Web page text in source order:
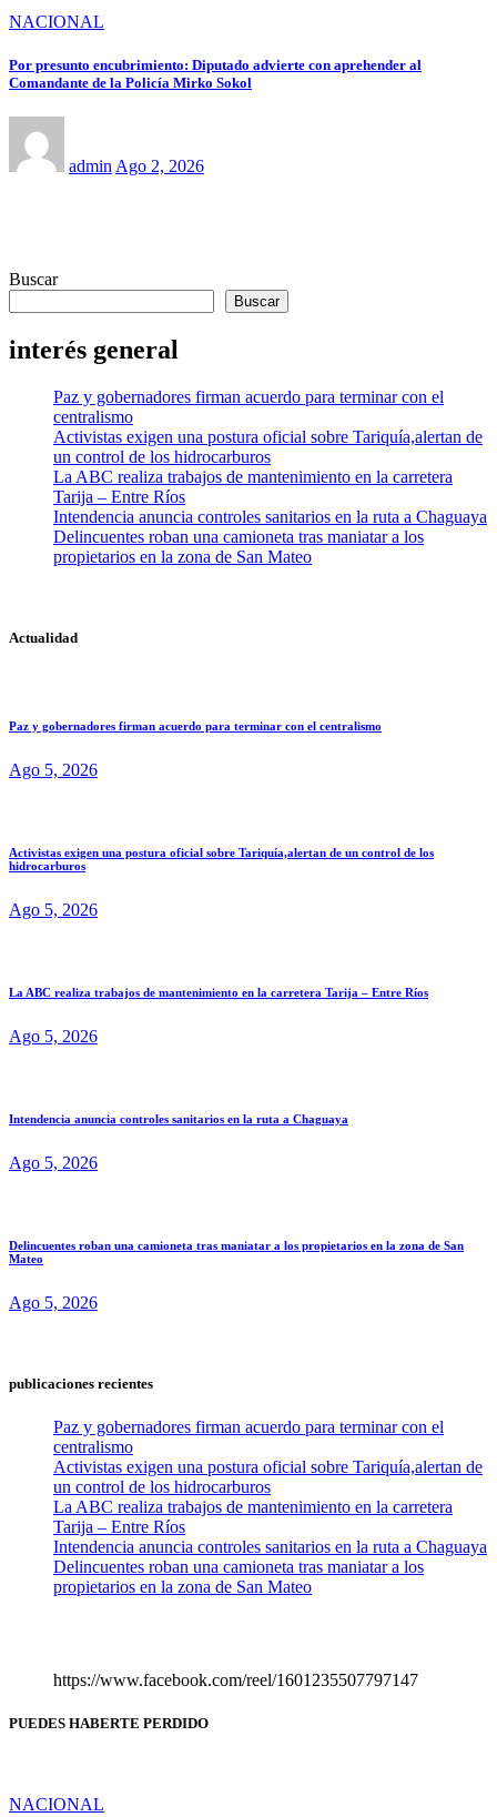
NACIONAL
Por presunto encubrimiento: Diputado advierte con aprehender al
Comandante de la Policía Mirko Sokol
admin Ago 2, 2026
Buscar
Buscar
interés general
Paz y gobernadores firman acuerdo para terminar con el
centralismo
Activistas exigen una postura oficial sobre Tariquía,alertan de
un control de los hidrocarburos
La ABC realiza trabajos de mantenimiento en la carretera
Tarija – Entre Ríos
Intendencia anuncia controles sanitarios en la ruta a Chaguaya
Delincuentes roban una camioneta tras maniatar a los
propietarios en la zona de San Mateo
Actualidad
Paz y gobernadores firman acuerdo para terminar con el centralismo
Ago 5, 2026
Activistas exigen una postura oficial sobre Tariquía,alertan de un control de los
hidrocarburos
Ago 5, 2026
La ABC realiza trabajos de mantenimiento en la carretera Tarija – Entre Ríos
Ago 5, 2026
Intendencia anuncia controles sanitarios en la ruta a Chaguaya
Ago 5, 2026
Delincuentes roban una camioneta tras maniatar a los propietarios en la zona de San
Mateo
Ago 5, 2026
publicaciones recientes
Paz y gobernadores firman acuerdo para terminar con el
centralismo
Activistas exigen una postura oficial sobre Tariquía,alertan de
un control de los hidrocarburos
La ABC realiza trabajos de mantenimiento en la carretera
Tarija – Entre Ríos
Intendencia anuncia controles sanitarios en la ruta a Chaguaya
Delincuentes roban una camioneta tras maniatar a los
propietarios en la zona de San Mateo
https://www.facebook.com/reel/1601235507797147
PUEDES HABERTE PERDIDO
NACIONAL